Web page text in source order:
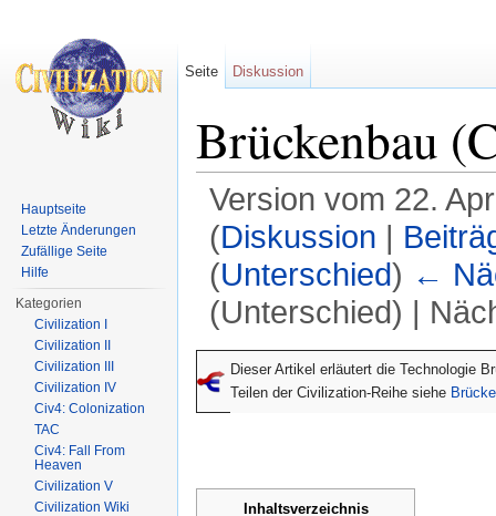
Brückenbau
Version vom 22.
(Diskussion |
(Unterschied) ←
(Unterschied) |
Dieser Artikel erläutert die Technologie
Teilen der Civilization-Reihe siehe
Inhaltsverzeichnis
Seite Diskussion
Hauptseite
Letzte Änderungen
Zufällige Seite
Hilfe
Kategorien
Civilization I
Civilization II
Civilization III
Civilization IV
Civ4: Colonization
TAC
Civ4: Fall From
Heaven
Civilization V
Civilization Wiki